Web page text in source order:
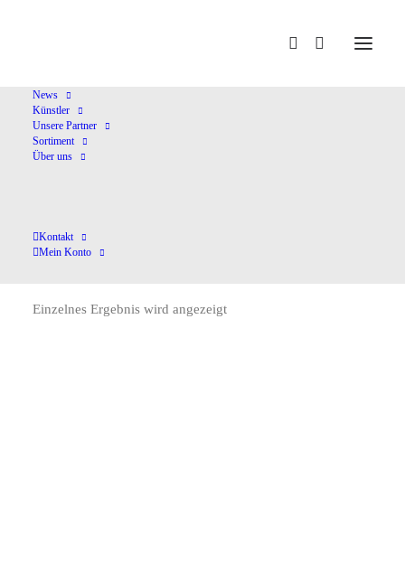
News
Künstler
Unsere Partner
Sortiment
Über uns
Kontakt
Mein Konto
Bardesio
Einzelnes Ergebnis wird angezeigt